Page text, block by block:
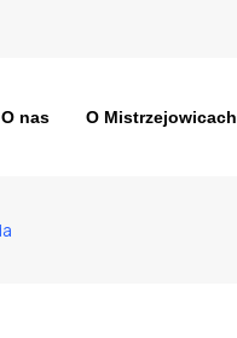
O nas O Mistrzejowicach